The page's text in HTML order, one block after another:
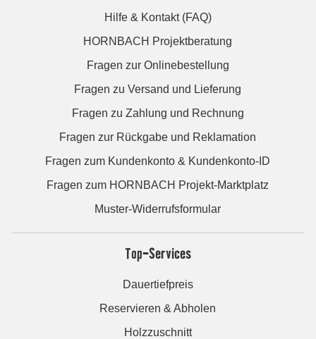
Hilfe & Kontakt (FAQ)
HORNBACH Projektberatung
Fragen zur Onlinebestellung
Fragen zu Versand und Lieferung
Fragen zu Zahlung und Rechnung
Fragen zur Rückgabe und Reklamation
Fragen zum Kundenkonto & Kundenkonto-ID
Fragen zum HORNBACH Projekt-Marktplatz
Muster-Widerrufsformular
Top-Services
Dauertiefpreis
Reservieren & Abholen
Holzzuschnitt